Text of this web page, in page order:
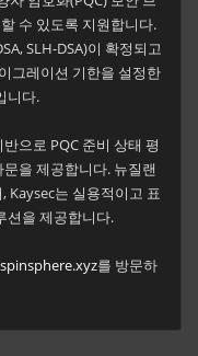
수 있도록 지원합니다.
SLH-DSA)이 확정되고
그레이션 기한을 설정한
니다.
으로 PQC 준비 상태 평
을 제공합니다. 뉴질랜
Kaysec는 실용적이고 표
션을 제공합니다.
를 방문하